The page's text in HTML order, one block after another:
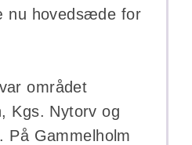
nu hovedsæde for
var området
Kgs. Nytorv og
På Gammelholm